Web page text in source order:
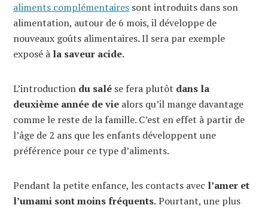
aliments complémentaires sont introduits dans son
alimentation, autour de 6 mois, il développe de
nouveaux goûts alimentaires. Il sera par exemple
exposé à la saveur acide.
L’introduction du salé se fera plutôt dans la
deuxième année de vie alors qu’il mange davantage
comme le reste de la famille. C’est en effet à partir de
l’âge de 2 ans que les enfants développent une
préférence pour ce type d’aliments.
Pendant la petite enfance, les contacts avec l’amer et
l’umami sont moins fréquents.Pourtant, une plus